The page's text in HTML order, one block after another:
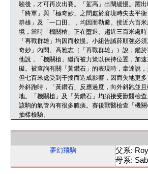
驗後，才可再次出賽。「駕高」出閘緩慢。躍
「將軍」與「極奇妙」之間處於窘境時失去平
群雄」及「一口田」，均因而勒避。接近六百
境，當時「機關槍」正在墮退。趨近三百米處
「再戰群雄」均因而收慢。小組告誡薛順強必
奇妙」內閃。高雅志（「再戰群雄」）說，鑑
他說，「機關槍」繼而被力策以保持位置，加
礙。被查詢有關「黃鑽石」的表現時，韋達說
但七百米處受到干擾而造成影響，因而失地更
外斜跑時，「黃鑽石」反應過度，向外斜跑並
地。「機關槍」及「黃鑽石」均須接受獸醫檢
該駒的氣管內有很多膿痰。賽後獸醫檢查「機
抽樣檢驗。
夢幻飛駒
父系:
母系: